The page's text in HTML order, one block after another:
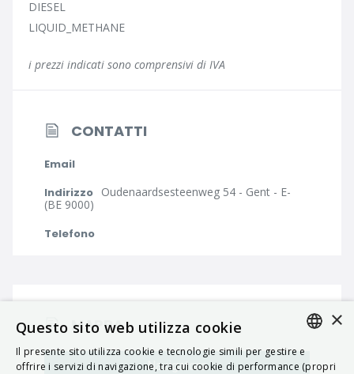
DIESEL
LIQUID_METHANE
i prezzi indicati sono comprensivi di IVA
CONTATTI
Email
Indirizzo Oudenaardsesteenweg 54 - Gent - E-
(BE 9000)
Telefono
MAPPA
Navigatore ITALIAN
×
Questo sito web utilizza cookie
Il presente sito utilizza cookie e tecnologie simili per gestire e
offrire i servizi di navigazione, tra cui cookie di performance (propri